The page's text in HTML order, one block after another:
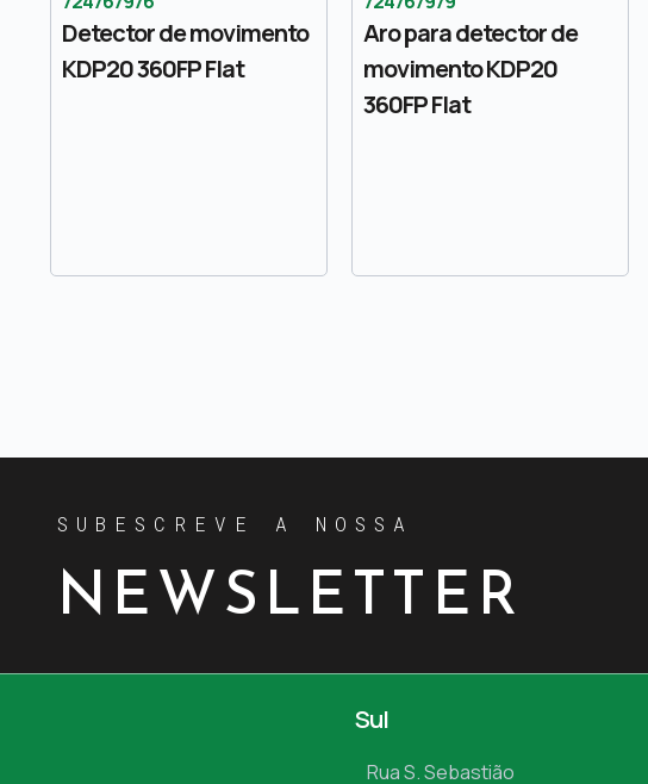
Detector de movimento
KDP20 360FP Flat
Aro para detector de
movimento KDP20
360FP Flat
SUBESCREVE A NOSSA
NEWSLETTER
Sul
Rua S. Sebastião